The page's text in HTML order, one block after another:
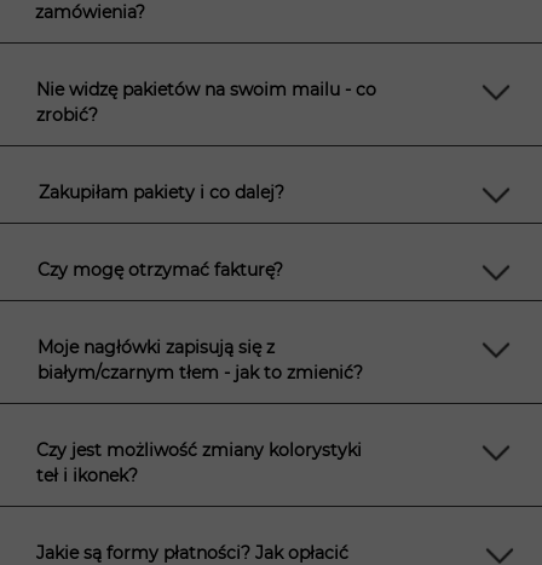
zamówienia?
Nie widzę pakietów na swoim mailu - co
zrobić?
Zakupiłam pakiety i co dalej?
Czy mogę otrzymać fakturę?
Moje nagłówki zapisują się z
białym/czarnym tłem - jak to zmienić?
Czy jest możliwość zmiany kolorystyki
teł i ikonek?
Jakie są formy płatności? Jak opłacić